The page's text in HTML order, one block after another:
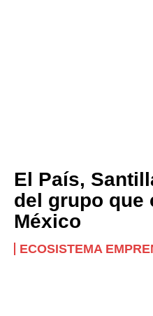
El País,
del grupo que
México
ECOSISTEMA